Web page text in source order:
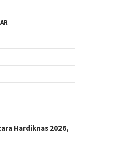
Andi Utta Pimpin Upacara
Komitmen Pendidikan
Hardiknas 2026,